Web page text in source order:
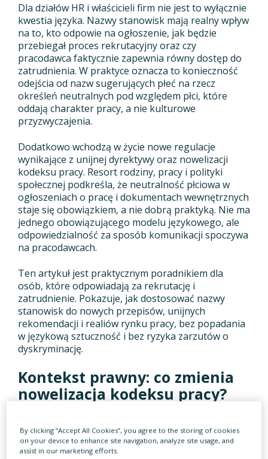
Dla działów HR i właścicieli firm nie jest to wyłącznie
kwestia języka. Nazwy stanowisk mają realny wpływ
na to, kto odpowie na ogłoszenie, jak będzie
przebiegał proces rekrutacyjny oraz czy
pracodawca faktycznie zapewnia równy dostęp do
zatrudnienia. W praktyce oznacza to konieczność
odejścia od nazw sugerujących płeć na rzecz
określeń neutralnych pod względem płci, które
oddają charakter pracy, a nie kulturowe
przyzwyczajenia.
Dodatkowo wchodzą w życie nowe regulacje
wynikające z unijnej dyrektywy oraz nowelizacji
kodeksu pracy. Resort rodziny, pracy i polityki
społecznej podkreśla, że neutralność płciowa w
ogłoszeniach o pracę i dokumentach wewnętrznych
staje się obowiązkiem, a nie dobrą praktyką. Nie ma
jednego obowiązującego modelu językowego, ale
odpowiedzialność za sposób komunikacji spoczywa
na pracodawcach.
Ten artykuł jest praktycznym poradnikiem dla
osób, które odpowiadają za rekrutację i
zatrudnienie. Pokazuje, jak dostosować nazwy
stanowisk do nowych przepisów, unijnych
rekomendacji i realiów rynku pracy, bez popadania
w językową sztuczność i bez ryzyka zarzutów o
dyskryminację.
Kontekst prawny: co zmienia
nowelizacja kodeksu pracy?
Zmiany w nazewnictwie stanowisk pracy nie są
chwilowym trendem ani wyłącznie efektem
społecznej dyskusji o języku. Ich źródłem są
By clicking “Accept All Cookies”, you agree to the storing of cookies
on your device to enhance site navigation, analyze site usage, and
assist in our marketing efforts.